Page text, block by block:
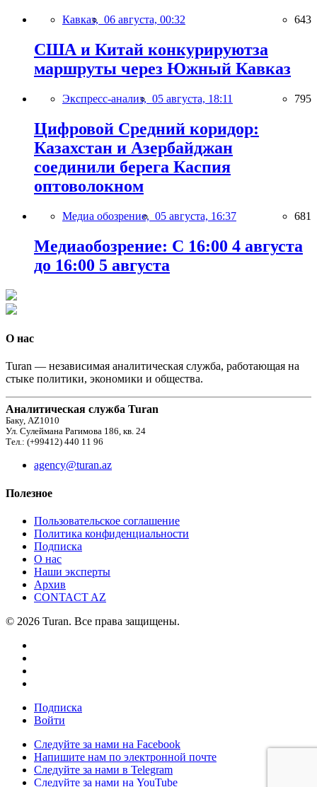
Кавказ, 06 августа, 00:32 643
США и Китай конкурируютза
маршруты через Южный Кавказ
Экспресс-анализ, 05 августа, 18:11 795
Цифровой Средний коридор:
Казахстан и Азербайджан
соединили берега Каспия
оптоволокном
Медиа обозрение, 05 августа, 16:37 681
Медиаобозрение: С 16:00 4 августа
до 16:00 5 августа
О нас
Turan — независимая аналитическая служба, работающая на
стыке политики, экономики и общества.
Аналитическая служба Turan
Баку, AZ1010
Ул. Сулеймана Рагимова 186, кв. 24
Тел.: (+99412) 440 11 96
agency@turan.az
Полезное
Пользовательское соглашение
Политика конфиденциальности
Подписка
О нас
Наши эксперты
Архив
CONTACT AZ
© 2026 Turan. Все права защищены.
Подписка
Войти
Следуйте за нами на Facebook
Напишите нам по электронной почте
Следуйте за нами в Telegram
Следуйте за нами на YouTube